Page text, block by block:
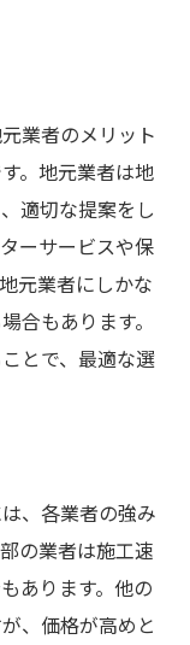
業者のメリット
。地元業者は地
適切な提案をし
ーサービスや保
元業者にしかな
合もあります。
とで、最適な選
、各業者の強み
の業者は施工速
あります。他の
、価格が高めと